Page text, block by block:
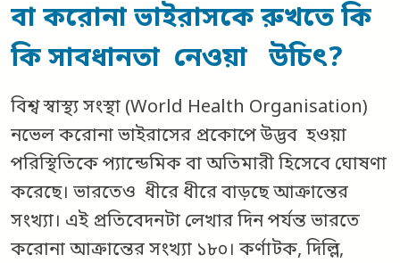
বা করোনা ভাইরাসকে রুখতে কি
কি সাবধানতা নেওয়া উচিৎ?
বিশ্ব স্বাস্থ্য সংস্থা (World Health Organisation)
নভেল করোনা ভাইরাসের প্রকোপে উদ্ভব হওয়া
পরিস্থিতিকে প্যান্ডেমিক বা অতিমারী হিসেবে ঘোষণা
করেছে। ভারতেও ধীরে ধীরে বাড়ছে আক্রান্তের
সংখ্যা। এই প্রতিবেদনটা লেখার দিন পর্যন্ত ভারতে
করোনা আক্রান্তের সংখ্যা ১৮০। কর্ণাটক, দিল্লি,